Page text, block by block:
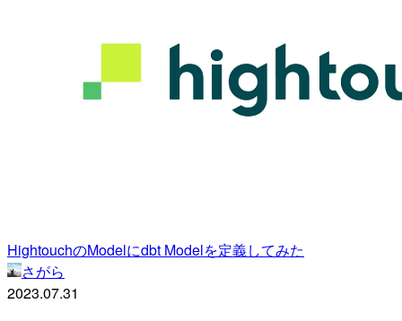
HightouchのModelにdbt Modelを定義してみた
さがら
2023.07.31